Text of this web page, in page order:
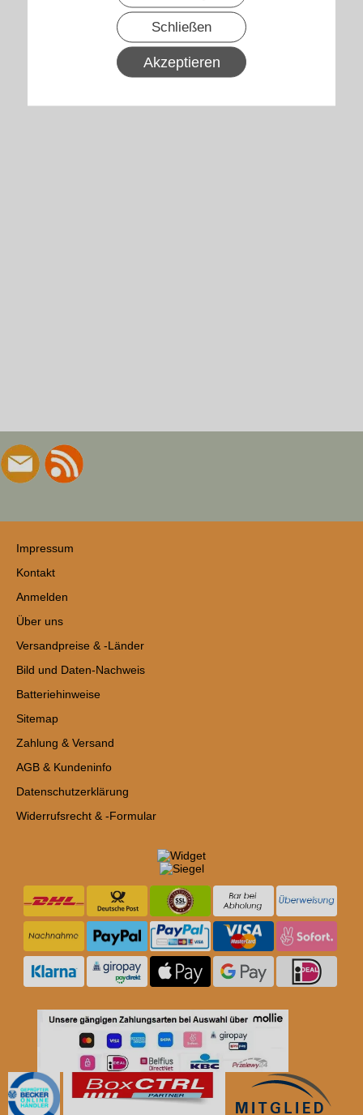
Schließen
Akzeptieren
Impressum
Kontakt
Anmelden
Über uns
Versandpreise & -Länder
Bild und Daten-Nachweis
Batteriehinweise
Sitemap
Zahlung & Versand
AGB & Kundeninfo
Datenschutzerklärung
Widerrufsrecht & -Formular